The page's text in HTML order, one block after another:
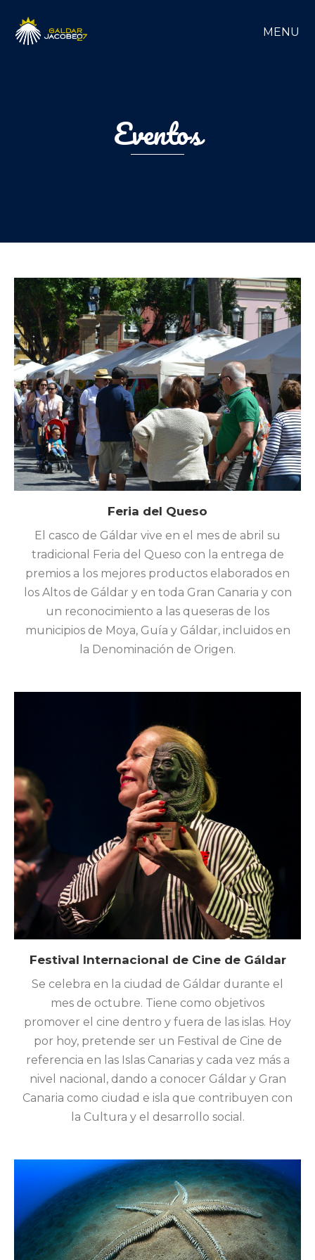
MENU
Eventos
Feria del Queso
El casco de Gáldar vive en el mes de abril su
tradicional Feria del Queso con la entrega de
premios a los mejores productos elaborados en
los Altos de Gáldar y en toda Gran Canaria y con
un reconocimiento a las queseras de los
municipios de Moya, Guía y Gáldar, incluidos en
la Denominación de Origen.
Festival Internacional de Cine de Gáldar
Se celebra en la ciudad de Gáldar durante el
mes de octubre. Tiene como objetivos
promover el cine dentro y fuera de las islas. Hoy
por hoy, pretende ser un Festival de Cine de
referencia en las Islas Canarias y cada vez más a
nivel nacional, dando a conocer Gáldar y Gran
Canaria como ciudad e isla que contribuyen con
la Cultura y el desarrollo social.